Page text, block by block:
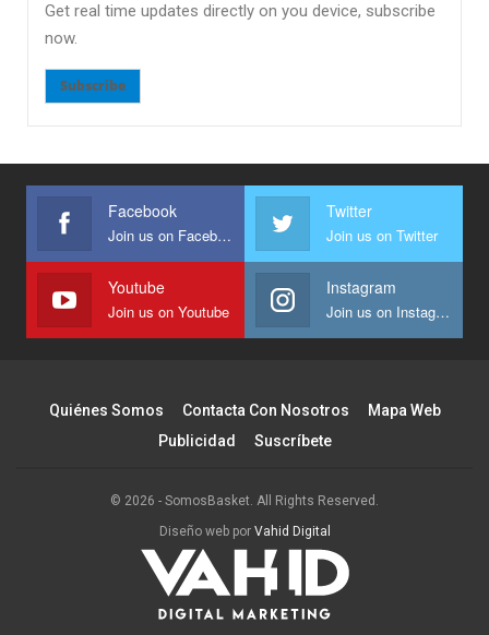
Get real time updates directly on you device, subscribe
now.
Subscribe
Facebook
Join us on Facebook
Twitter
Join us on Twitter
Youtube
Join us on Youtube
Instagram
Join us on Instagram
Quiénes Somos Contacta Con Nosotros
Mapa Web
Publicidad
Suscríbete
© 2026 - SomosBasket. All Rights Reserved.
Diseño web por Vahid Digital